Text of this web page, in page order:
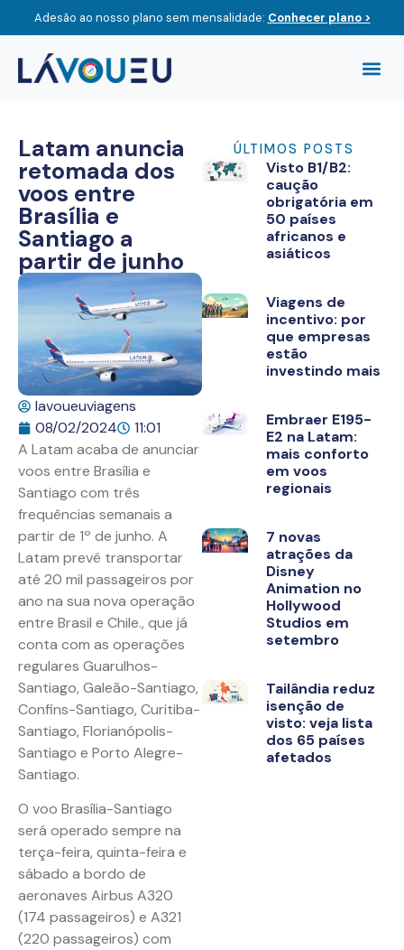
Adesão ao nosso plano sem mensalidade: Conhecer plano >
Latam anuncia
retomada dos
voos entre
Brasília e
Santiago a
partir de junho
lavoueuviagens
08/02/2024
11:01
A Latam acaba de anunciar
voos entre Brasília e
Santiago com três
frequências semanais a
partir de 1º de junho. A
Latam prevê transportar
até 20 mil passageiros por
ano na sua nova operação
entre Brasil e Chile., que já
conta com as operações
regulares Guarulhos-
Santiago, Galeão-Santiago,
Confins-Santiago, Curitiba-
Santiago, Florianópolis-
Santiago e Porto Alegre-
Santiago.
O voo Brasília-Santiago
será operado sempre na
terça-feira, quinta-feira e
sábado a bordo de
aeronaves Airbus A320
(174 passageiros) e A321
(220 passageiros) com
ÚLTIMOS POSTS
Visto B1/B2:
caução
obrigatória em
50 países
africanos e
asiáticos
Viagens de
incentivo: por
que empresas
estão
investindo mais
Embraer E195-
E2 na Latam:
mais conforto
em voos
regionais
7 novas
atrações da
Disney
Animation no
Hollywood
Studios em
setembro
Tailândia reduz
isenção de
visto: veja lista
dos 65 países
afetados